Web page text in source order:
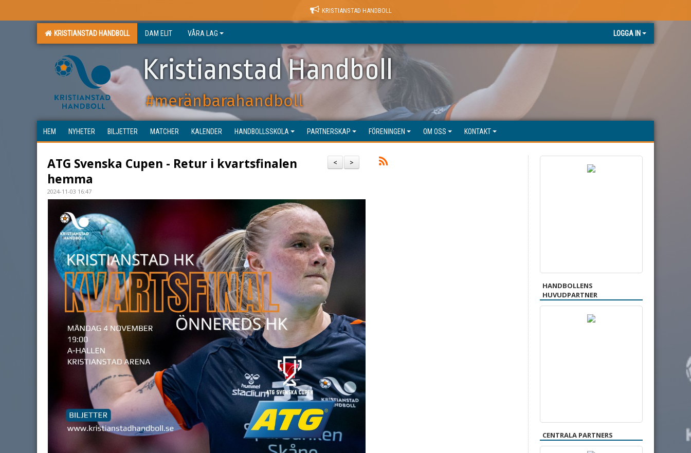
KRISTIANSTAD HANDBOLL
KRISTIANSTAD HANDBOLL DAM ELIT VÅRA LAG LOGGA IN
Kristianstad Handboll
#meränbarahandboll
HEM NYHETER BILJETTER MATCHER KALENDER HANDBOLLSSKOLA PARTNERSKAP FÖRENINGEN OM OSS KONTAKT
>
<
ATG Svenska Cupen - Retur i kvartsfinalen
hemma
2024-11-03 16:47
HANDBOLLENS
HUVUDPARTNER
CENTRALA PARTNERS